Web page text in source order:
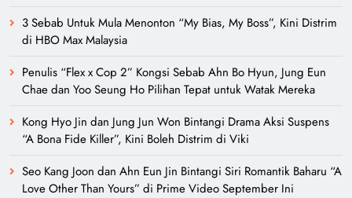
3 Sebab Untuk Mula Menonton “My Bias, My Boss”, Kini Distrim
di HBO Max Malaysia
Penulis “Flex x Cop 2” Kongsi Sebab Ahn Bo Hyun, Jung Eun
Chae dan Yoo Seung Ho Pilihan Tepat untuk Watak Mereka
Kong Hyo Jin dan Jung Jun Won Bintangi Drama Aksi Suspens
“A Bona Fide Killer”, Kini Boleh Distrim di Viki
Seo Kang Joon dan Ahn Eun Jin Bintangi Siri Romantik Baharu “A
Love Other Than Yours” di Prime Video September Ini